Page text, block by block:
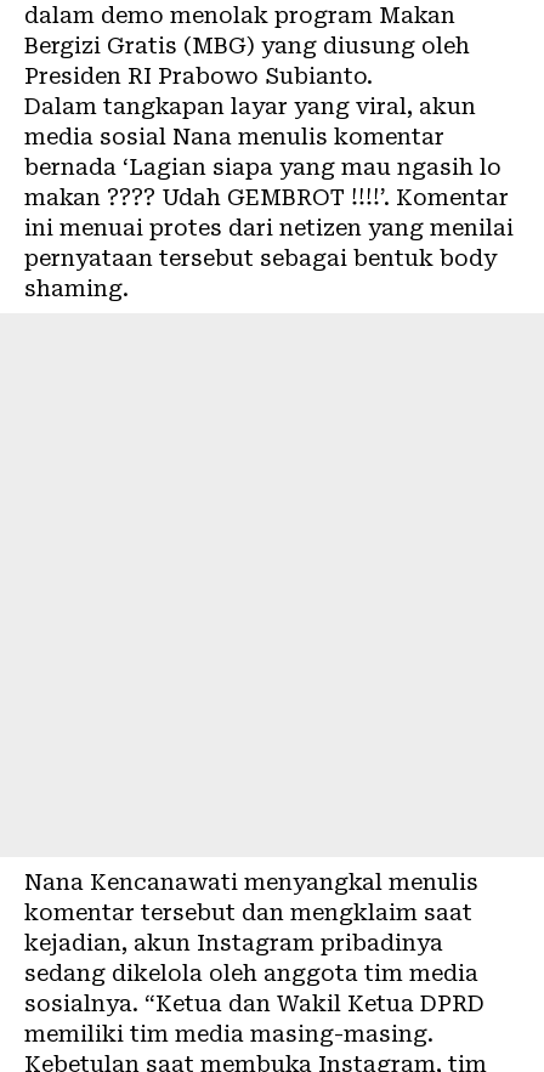
dalam demo menolak program Makan
Bergizi Gratis (MBG) yang diusung oleh
Presiden RI Prabowo Subianto.
Dalam tangkapan layar yang viral, akun
media sosial Nana menulis komentar
bernada ‘Lagian siapa yang mau ngasih lo
makan ???? Udah GEMBROT !!!!’. Komentar
ini menuai protes dari netizen yang menilai
pernyataan tersebut sebagai bentuk body
shaming.
Nana Kencanawati menyangkal menulis
komentar tersebut dan mengklaim saat
kejadian, akun Instagram pribadinya
sedang dikelola oleh anggota tim media
sosialnya. “Ketua dan Wakil Ketua DPRD
memiliki tim media masing-masing.
Kebetulan saat membuka Instagram, tim